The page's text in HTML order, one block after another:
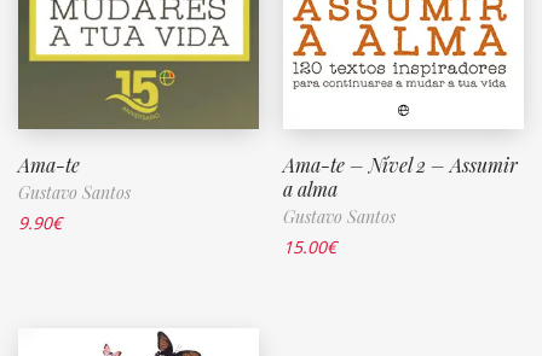
Ama-te
Gustavo Santos
9.90€
Ama-te – Nível 2 – Assumir
a alma
Gustavo Santos
15.00€